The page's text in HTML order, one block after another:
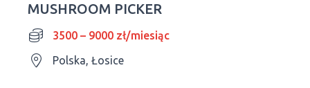
MUSHROOM PICKER
3500 – 9000 zł/miesiąc
Polska, Łosice